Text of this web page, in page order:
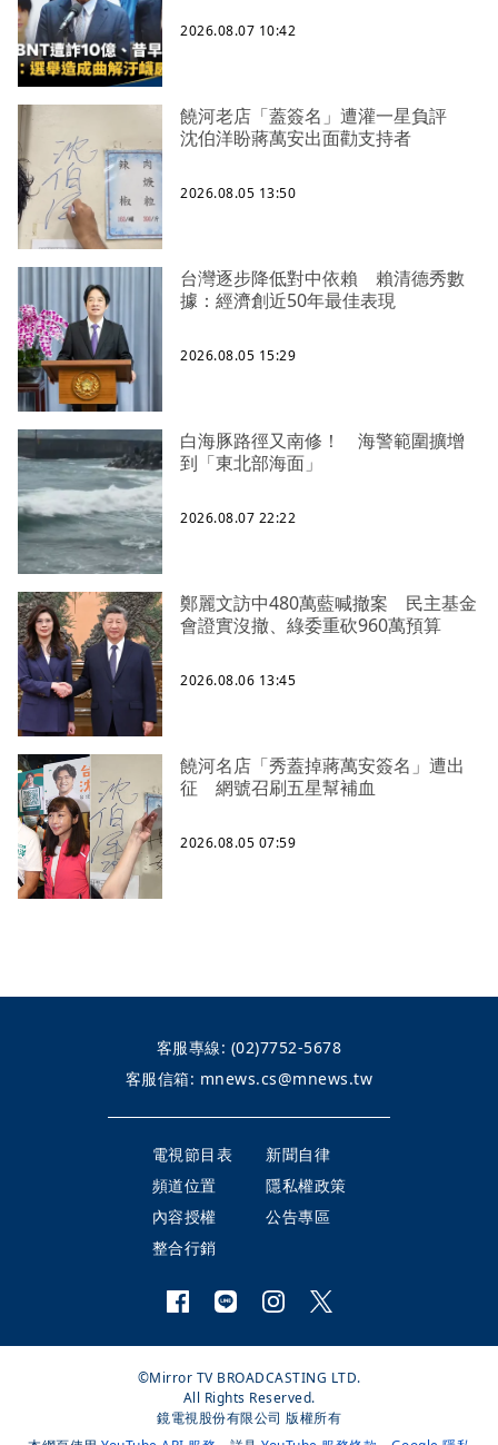
2026.08.07 10:42
饒河老店「蓋簽名」遭灌一星負評
沈伯洋盼蔣萬安出面勸支持者
2026.08.05 13:50
台灣逐步降低對中依賴 賴清德秀數
據：經濟創近50年最佳表現
2026.08.05 15:29
白海豚路徑又南修！ 海警範圍擴增
到「東北部海面」
2026.08.07 22:22
鄭麗文訪中480萬藍喊撤案 民主基金
會證實沒撤、綠委重砍960萬預算
2026.08.06 13:45
饒河名店「秀蓋掉蔣萬安簽名」遭出
征 網號召刷五星幫補血
2026.08.05 07:59
客服專線: (02)7752-5678
客服信箱: mnews.cs@mnews.tw
電視節目表
新聞自律
頻道位置
隱私權政策
內容授權
公告專區
整合行銷
©Mirror TV BROADCASTING LTD.
All Rights Reserved.
鏡電視股份有限公司 版權所有